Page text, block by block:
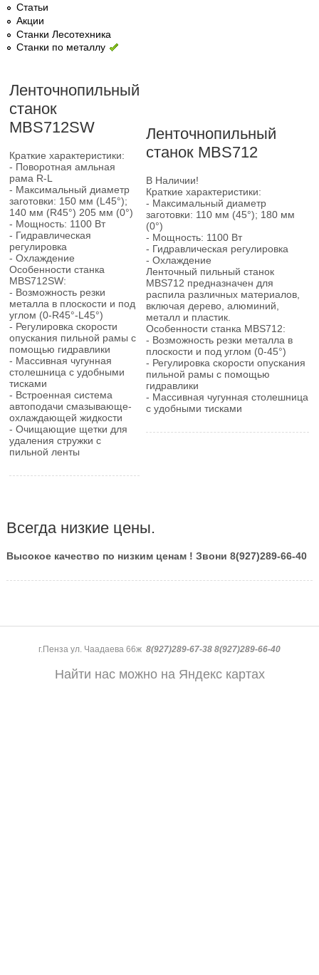
Статьи
Акции
Станки Лесотехника
Станки по металлу
Ленточнопильный
станок
MBS712SW
Краткие характеристики:
- Поворотная амльная
рама R-L
- Максимальный диаметр
заготовки: 150 мм (L45°);
140 мм (R45°) 205 мм (0°)
- Мощность: 1100 Вт
- Гидравлическая
регулировка
- Охлаждение
Особенности станка
MBS712SW:
- Возможность резки
металла в плоскости и под
углом (0-R45°-L45°)
- Регулировка скорости
опускания пильной рамы с
помощью гидравлики
- Массивная чугунная
столешница с удобными
тисками
- Встроенная система
автоподачи смазывающе-
охлаждающей жидкости
- Очищающие щетки для
удаления стружки с
пильной ленты
Ленточнопильный
станок MBS712
В Наличии!
Краткие характеристики:
- Максимальный диаметр
заготовки: 110 мм (45°); 180 мм
(0°)
- Мощность: 1100 Вт
- Гидравлическая регулировка
- Охлаждение
Ленточный пильный станок
MBS712 предназначен для
распила различных материалов,
включая дерево, алюминий,
металл и пластик.
Особенности станка MBS712:
- Возможность резки металла в
плоскости и под углом (0-45°)
- Регулировка скорости опускания
пильной рамы с помощью
гидравлики
- Массивная чугунная столешница
с удобными тисками
Всегда низкие цены.
Высокое качество по низким ценам ! Звони 8(927)289-66-40
г.Пенза ул. Чаадаева 66ж 8(927)289-67-38 8(927)289-66-40
Найти нас можно на Яндекс картах